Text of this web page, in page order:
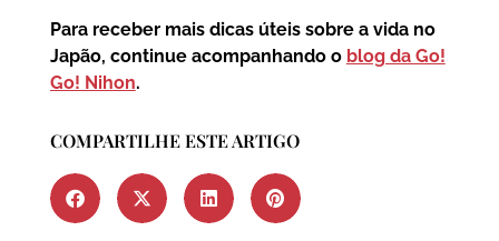
Para receber mais dicas úteis sobre a vida no
Japão, continue acompanhando o blog da Go!
Go! Nihon.
COMPARTILHE ESTE ARTIGO